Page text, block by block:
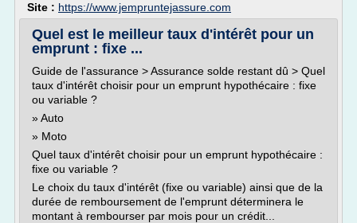
Site : https://www.jempruntejassure.com
Quel est le meilleur taux d'intérêt pour un
emprunt : fixe ...
Guide de l'assurance > Assurance solde restant dû > Quel
taux d'intérêt choisir pour un emprunt hypothécaire : fixe
ou variable ?
» Auto
» Moto
Quel taux d'intérêt choisir pour un emprunt hypothécaire :
fixe ou variable ?
Le choix du taux d'intérêt (fixe ou variable) ainsi que de la
durée de remboursement de l'emprunt déterminera le
montant à rembourser par mois pour un crédit...